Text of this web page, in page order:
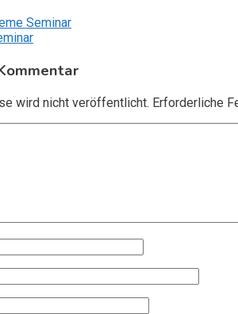
Seminar
wird nicht veröffentlicht. Erforderliche